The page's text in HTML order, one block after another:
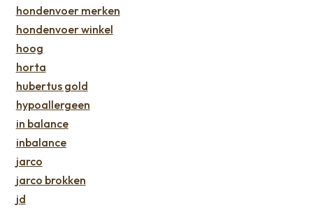
hondenvoer merken
hondenvoer winkel
hoog
horta
hubertus gold
hypoallergeen
in balance
inbalance
jarco
jarco brokken
jd